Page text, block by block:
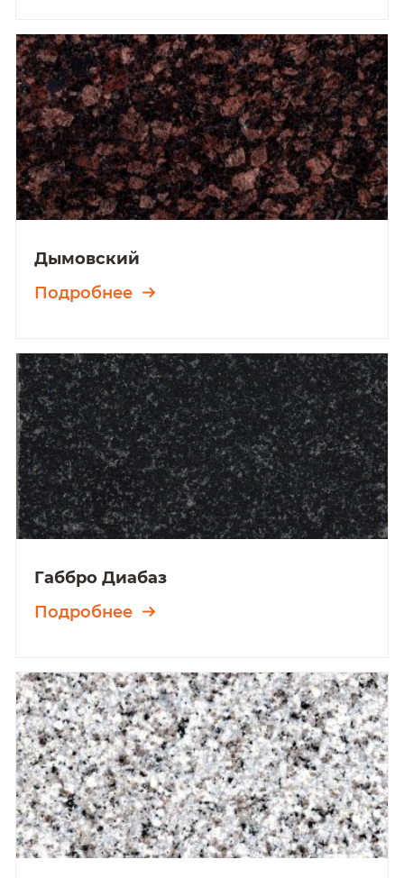
Дымовский
Подробнее
Габбро Диабаз
Подробнее